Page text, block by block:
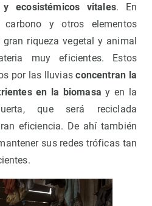
ecosistémicos vitales. En
carbono y otros elementos
riqueza vegetal y animal
muy eficientes. Estos
por las lluviasconcentran la
en la biomasa y en la
que será reciclada
eficiencia. De ahí también
sus redes tróficas tan